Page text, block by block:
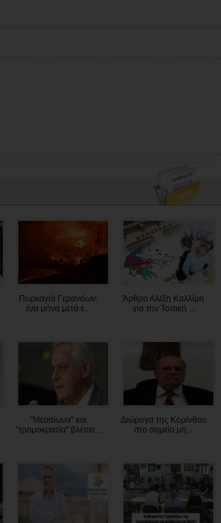
Πυρκαγιά Γερανείων:
ένα μήνα μετά ε...
Άρθρο Αλέξη Καλλίρη
για την Τοπική ...
"Μεσαίωνα" και
"τρομοκρατία" βλέπει...
Διώρυγα της Κορίνθου
στο σημείο μη...